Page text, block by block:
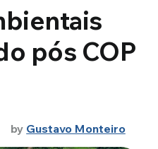
pós COP
by Gustavo Monteiro